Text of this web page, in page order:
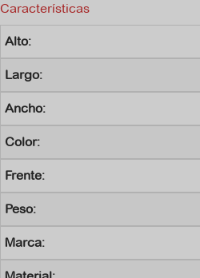
Características
Alto:
Largo:
Ancho:
Color:
Frente:
Peso:
Marca: